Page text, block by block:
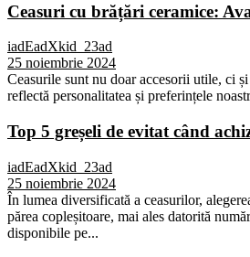
Ceasuri cu brățări ceramice:
iadEadXkid_23ad
25 noiembrie 2024
Ceasurile sunt nu doar accesorii utile, ci
reflectă personalitatea și preferințele
Top 5 greșeli de evitat când
iadEadXkid_23ad
25 noiembrie 2024
În lumea diversificată a ceasurilor,
părea copleșitoare, mai ales datorită
disponibile pe...